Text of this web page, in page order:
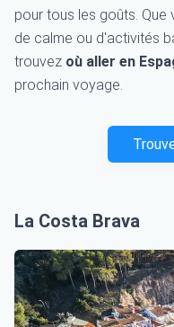
pour tous les goûts.
de calme ou d'activités
trouvez où aller en
prochain voyage.
La Costa Brava